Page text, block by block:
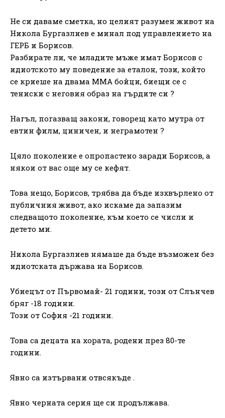
Не си даваме сметка, но целият разумен живот на
Никола Бургазлиев е минал под управлението на
ГЕРБ и Борисов.
Разбирате ли, че младите мъже имат Борисов с
идиотското му поведение за еталон, този, който
се криеше на двама ММА бойци, биещи се с
тениски с неговия образ на гърдите си ?
Нагъл, погазващ закони, говорещ като мутра от
евтин филм, циничен, и неграмотен ?
Цяло поколение е опропастено заради Борисов, а
някои от вас още му се кефят.
Това нещо, Борисов, трябва да бъде изхвърлено от
публичния живот, ако искаме да запазим
следващото поколение, към което се числи и
детето ми.
Никола Бургазлиев нямаше да бъде възможен без
идиотската държава на Борисов.
Убиецът от Първомай- 21 години, този от Слънчев
бряг -18 години.
Този от София -21 години.
Това са децата на хората, родени през 80-те
години.
Явно са изтървани отвсякъде .
Явно черната серия ще си продължава.